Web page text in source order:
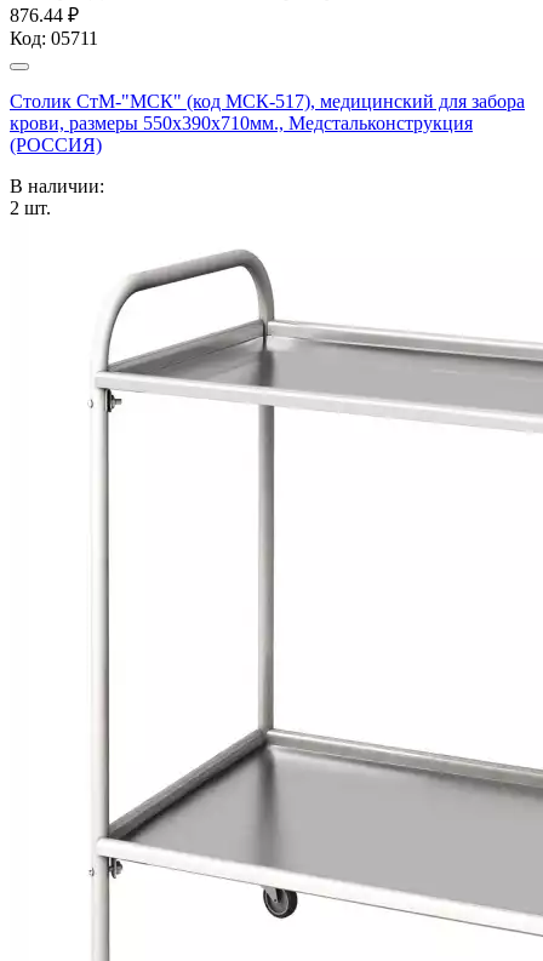
876.44 ₽
Код: 05711
Столик СтМ-"МСК" (код МСК-517), медицинский для забора
крови, размеры 550х390х710мм., Медстальконструкция
(РОССИЯ)
В наличии:
2 шт.